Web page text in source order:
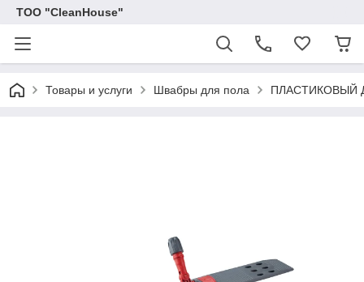
ТОО "CleanHouse"
Товары и услуги Швабры для пола ПЛАСТИКОВЫЙ